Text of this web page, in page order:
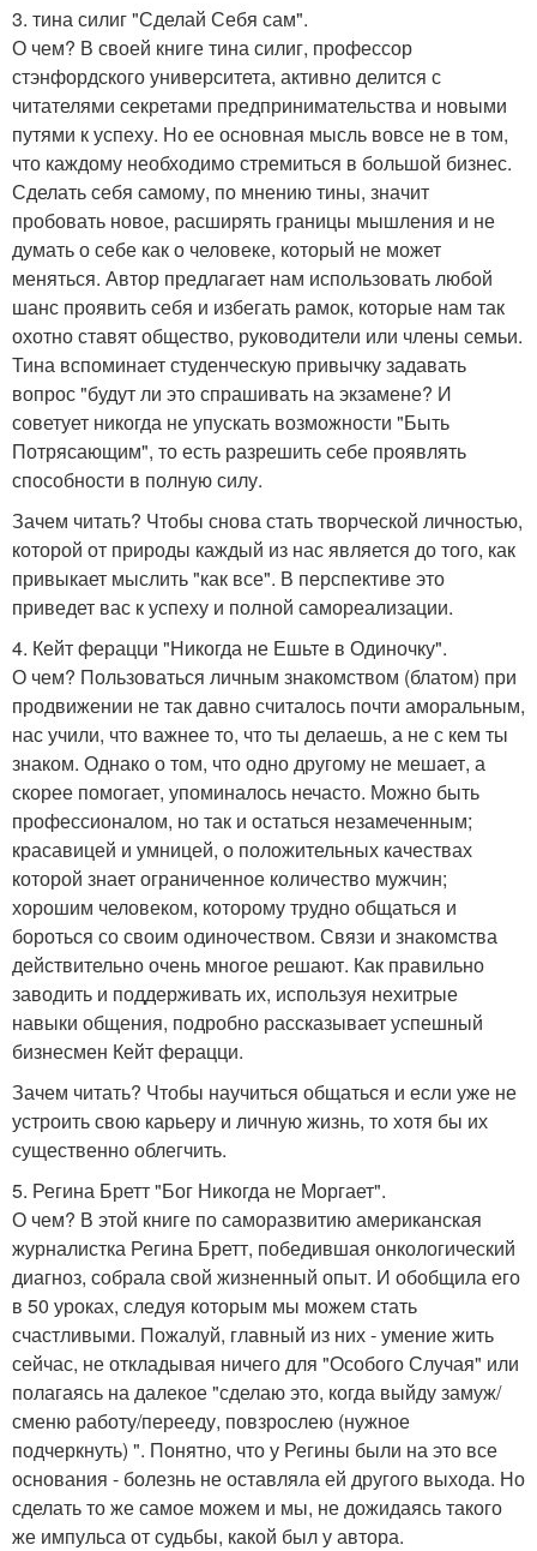
3. тина силиг "Сделай Себя сам".
О чем? В своей книге тина силиг, профессор
стэнфордского университета, активно делится с
читателями секретами предпринимательства и новыми
путями к успеху. Но ее основная мысль вовсе не в том,
что каждому необходимо стремиться в большой бизнес.
Сделать себя самому, по мнению тины, значит
пробовать новое, расширять границы мышления и не
думать о себе как о человеке, который не может
меняться. Автор предлагает нам использовать любой
шанс проявить себя и избегать рамок, которые нам так
охотно ставят общество, руководители или члены семьи.
Тина вспоминает студенческую привычку задавать
вопрос "будут ли это спрашивать на экзамене? И
советует никогда не упускать возможности "Быть
Потрясающим", то есть разрешить себе проявлять
способности в полную силу.
Зачем читать? Чтобы снова стать творческой личностью,
которой от природы каждый из нас является до того, как
привыкает мыслить "как все". В перспективе это
приведет вас к успеху и полной самореализации.
4. Кейт ферацци "Никогда не Ешьте в Одиночку".
О чем? Пользоваться личным знакомством (блатом) при
продвижении не так давно считалось почти аморальным,
нас учили, что важнее то, что ты делаешь, а не с кем ты
знаком. Однако о том, что одно другому не мешает, а
скорее помогает, упоминалось нечасто. Можно быть
профессионалом, но так и остаться незамеченным;
красавицей и умницей, о положительных качествах
которой знает ограниченное количество мужчин;
хорошим человеком, которому трудно общаться и
бороться со своим одиночеством. Связи и знакомства
действительно очень многое решают. Как правильно
заводить и поддерживать их, используя нехитрые
навыки общения, подробно рассказывает успешный
бизнесмен Кейт ферацци.
Зачем читать? Чтобы научиться общаться и если уже не
устроить свою карьеру и личную жизнь, то хотя бы их
существенно облегчить.
5. Регина Бретт "Бог Никогда не Моргает".
О чем? В этой книге по саморазвитию американская
журналистка Регина Бретт, победившая онкологический
диагноз, собрала свой жизненный опыт. И обобщила его
в 50 уроках, следуя которым мы можем стать
счастливыми. Пожалуй, главный из них - умение жить
сейчас, не откладывая ничего для "Особого Случая" или
полагаясь на далекое "сделаю это, когда выйду замуж/
сменю работу/перееду, повзрослею (нужное
подчеркнуть) ". Понятно, что у Регины были на это все
основания - болезнь не оставляла ей другого выхода. Но
сделать то же самое можем и мы, не дожидаясь такого
же импульса от судьбы, какой был у автора.